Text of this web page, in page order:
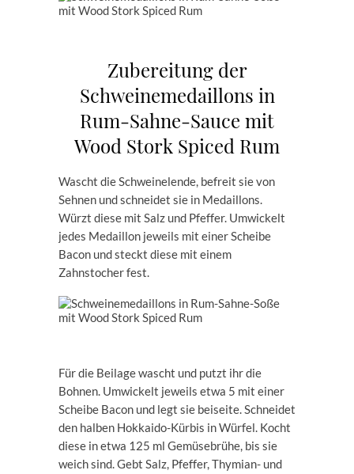
Zubereitung der
Schweinemedaillons in
Rum-Sahne-Sauce mit
Wood Stork Spiced Rum
Wascht die Schweinelende, befreit sie von
Sehnen und schneidet sie in Medaillons.
Würzt diese mit Salz und Pfeffer. Umwickelt
jedes Medaillon jeweils mit einer Scheibe
Bacon und steckt diese mit einem
Zahnstocher fest.
Für die Beilage wascht und putzt ihr die
Bohnen. Umwickelt jeweils etwa 5 mit einer
Scheibe Bacon und legt sie beiseite. Schneidet
den halben Hokkaido-Kürbis in Würfel. Kocht
diese in etwa 125 ml Gemüsebrühe, bis sie
weich sind. Gebt Salz, Pfeffer, Thymian- und